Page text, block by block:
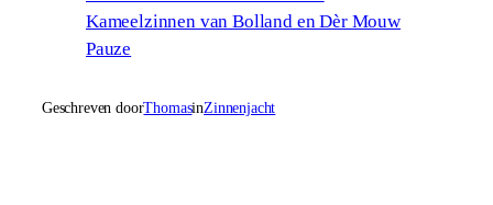
Kameelzinnen van Bolland en Dèr Mouw
Pauze
Geschreven doorThomasinZinnenjacht